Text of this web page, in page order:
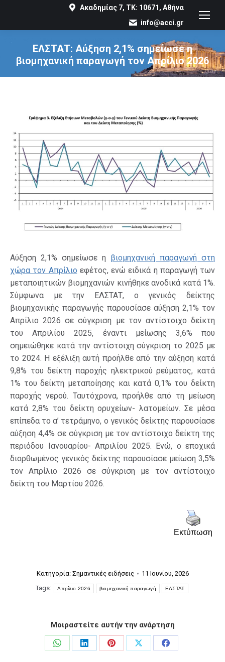
Ακαδημίας 7, ΤΚ: 10671, Αθήνα
info@acci.gr
ΕΛΣΤΑΤ: Αύξηση 2,1% σημείωσε η
βιομηχανική παραγωγή τον Απρίλιο 2026
You are here:
Αύξηση 2,1% σημείωσε η βιομηχανική παραγωγή στη
χώρα τον Απρίλιο εφέτος, ενώ ειδικά η παραγωγή των
μεταποιητικών βιομηχανιών κινήθηκε ανοδικά κατά 1%.
Σύμφωνα με την ΕΛΣΤΑΤ, ο γενικός δείκτης
βιομηχανικής παραγωγής παρουσίασε αύξηση 2,1% τον
Απρίλιο 2026 σε σύγκριση με τον αντίστοιχο δείκτη
του Απριλίου 2025, έναντι μείωσης 3,6% που
σημειώθηκε κατά την αντίστοιχη σύγκριση το 2025 με
το 2024. Η εξέλιξη αυτή προήλθε από την αύξηση κατά
9,8% του δείκτη παροχής ηλεκτρικού ρεύματος, κατά
1% του δείκτη μεταποίησης και κατά 0,1% του δείκτη
παροχής νερού. Ταυτόχρονα, προήλθε από τη μείωση
κατά 2,8% του δείκτη ορυχείων- λατομείων. Σε μέσα
επίπεδα το α’ τετράμηνο, ο γενικός δείκτης παρουσίασε
αύξηση 4,4% σε σύγκριση με τον αντίστοιχο δείκτη της
περιόδου Ιανουαρίου- Απριλίου 2025. Ενώ, ο εποχικά
διορθωμένος γενικός δείκτης παρουσίασε μείωση 3,5%
τον Απρίλιο 2026 σε σύγκριση με τον αντίστοιχο
δείκτη του Μαρτίου 2026.
Εκτύπωση
Κατηγορία: Σημαντικές ειδήσεις
11 Ιουνίου, 2026
Tags:
Απρίλιο 2026 βιομηχανική παραγωγή ΕΛΣΤΑΤ
Μοιραστείτε αυτήν την ανάρτηση
Share
Share
Share
Share
Share